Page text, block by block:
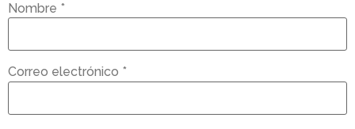
Nombre *
Correo electrónico *